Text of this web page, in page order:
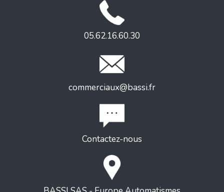
05.62.16.60.30
commerciaux@bassi.fr
Contactez-nous